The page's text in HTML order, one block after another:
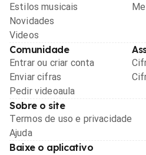
Estilos musicais
Novidades
Videos
Comunidade
Entrar ou criar conta
Enviar cifras
Pedir videoaula
Sobre o site
Termos de uso e privacidade
Ajuda
Baixe o aplicativo